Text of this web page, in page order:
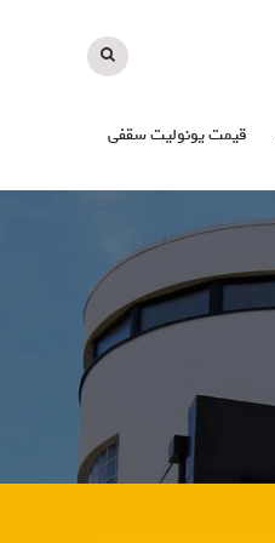
قیمت یونولیت سقفی